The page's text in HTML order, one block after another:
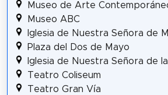
Museo de Arte
Museo ABC
Iglesia de Nuestra Señora de
Plaza del Dos de Mayo
Iglesia de Nuestra Señora de
Teatro Coliseum
Teatro Gran Vía